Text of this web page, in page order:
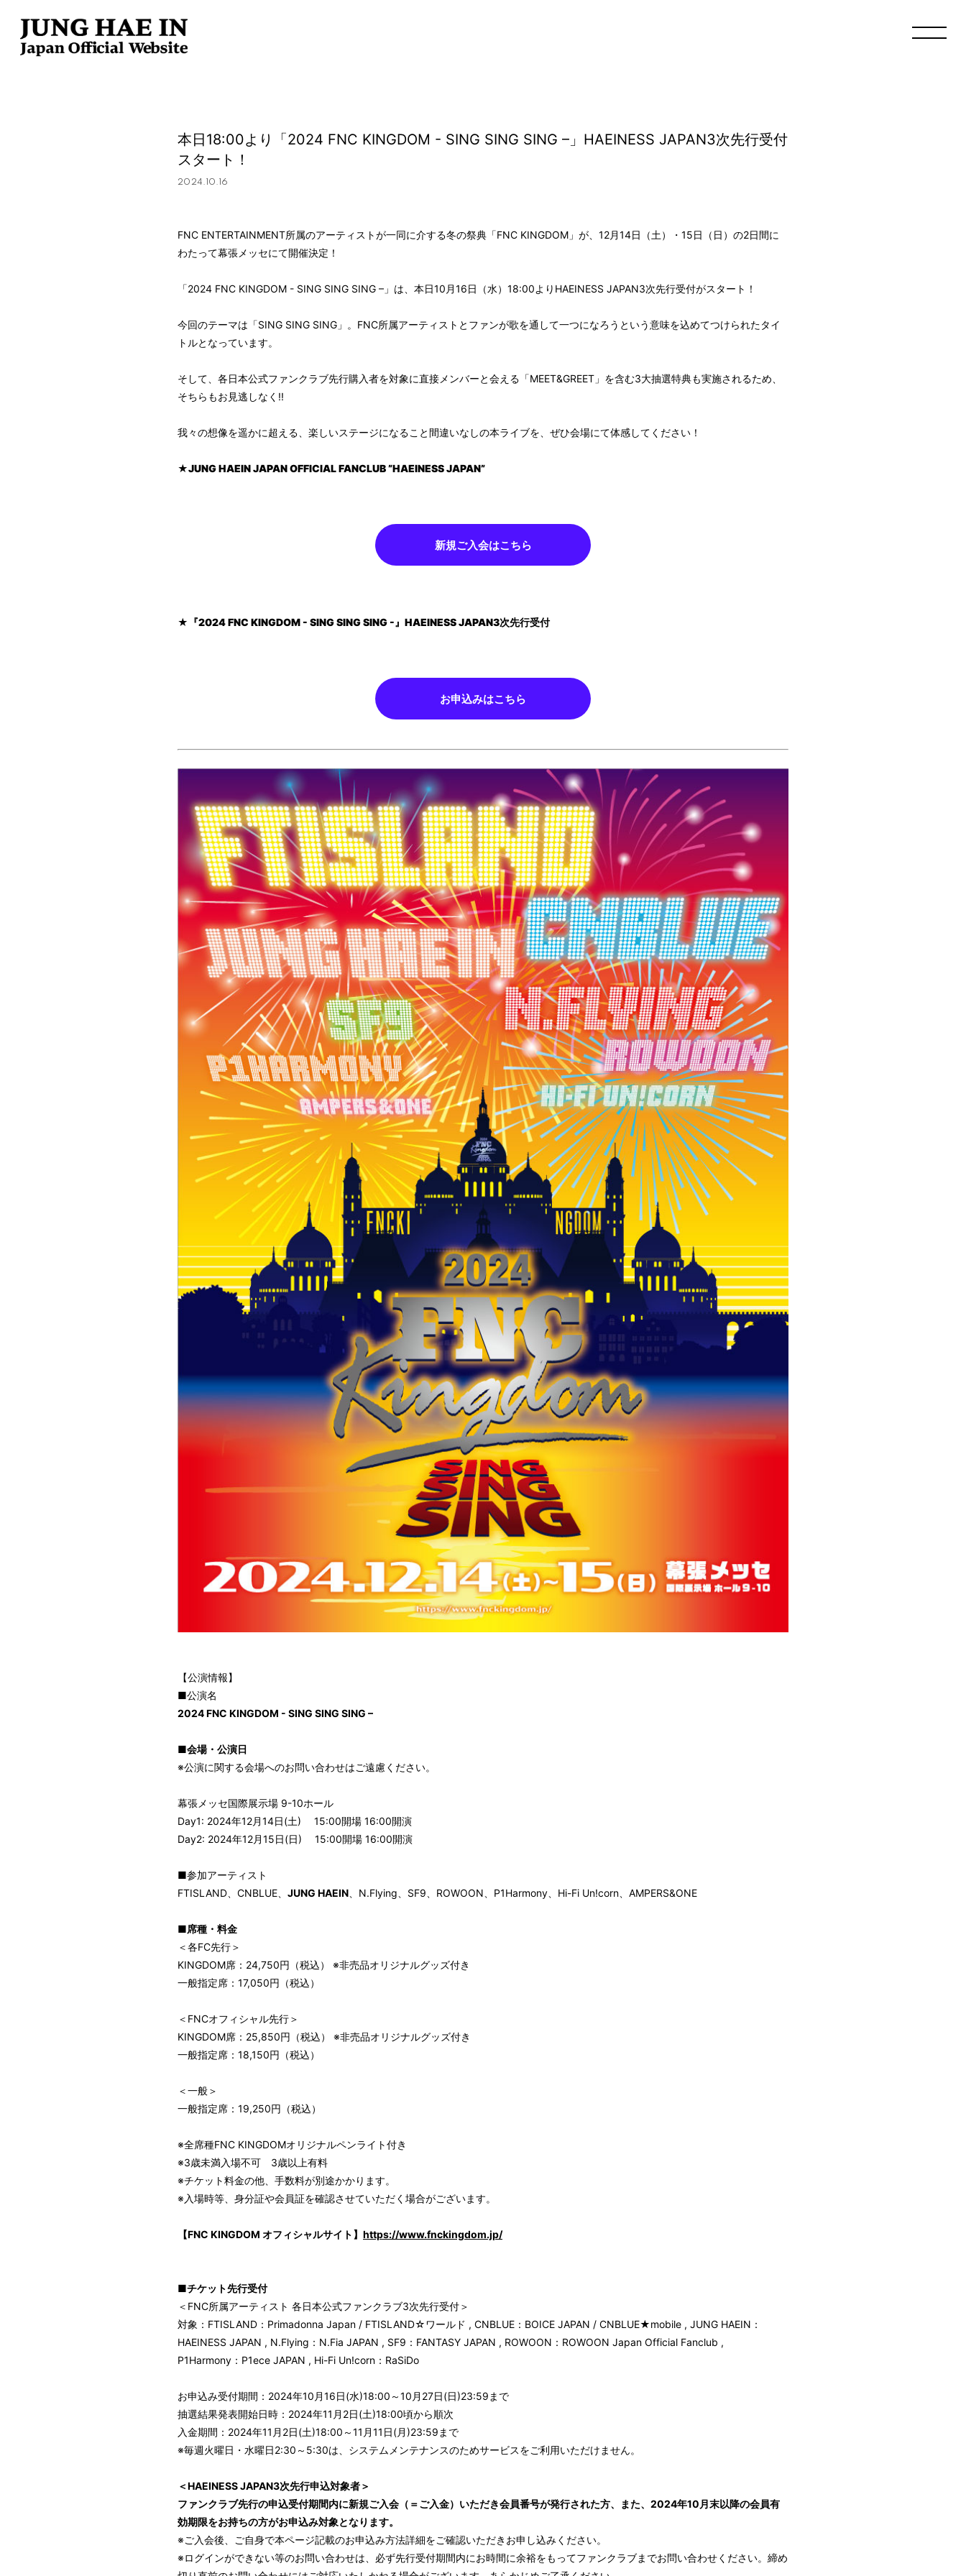
PROFILE
STORE
FANCLUB
本日18:00より「2024 FNC KINGDOM - SING SING SING –」HAEINESS JAPAN3次先行受付
スタート！
2024.10.16
FNC ENTERTAINMENT所属のアーティストが一同に介する冬の祭典「FNC KINGDOM」が、12月14日（土）・15日（日）の2日間に
わたって幕張メッセにて開催決定！
「2024 FNC KINGDOM - SING SING SING –」は、本日10月16日（水）18:00よりHAEINESS JAPAN3次先行受付がスタート！
今回のテーマは「SING SING SING」。FNC所属アーティストとファンが歌を通して一つになろうという意味を込めてつけられたタイ
トルとなっています。
そして、各日本公式ファンクラブ先行購入者を対象に直接メンバーと会える「MEET&GREET」を含む3大抽選特典も実施されるため、
そちらもお見逃しなく!!
我々の想像を遥かに超える、楽しいステージになること間違いなしの本ライブを、ぜひ会場にて体感してください！
★JUNG HAEIN JAPAN OFFICIAL FANCLUB ”HAEINESS JAPAN”
新規ご入会はこちら
★『2024 FNC KINGDOM - SING SING SING -』HAEINESS JAPAN3次先行受付
お申込みはこちら
【公演情報】
■公演名
2024 FNC KINGDOM - SING SING SING –
■会場・公演日
※公演に関する会場へのお問い合わせはご遠慮ください。
幕張メッセ国際展示場 9-10ホール
Day1: 2024年12月14日(土) 15:00開場 16:00開演
Day2: 2024年12月15日(日) 15:00開場 16:00開演
■参加アーティスト
FTISLAND、CNBLUE、 JUNG HAEIN 、N.Flying、SF9、ROWOON、P1Harmony、Hi-Fi Un!corn、AMPERS&ONE
■席種・料金
＜各FC先行＞
KINGDOM席：24,750円（税込） ※非売品オリジナルグッズ付き
一般指定席：17,050円（税込）
＜FNCオフィシャル先行＞
KINGDOM席：25,850円（税込） ※非売品オリジナルグッズ付き
一般指定席：18,150円（税込）
＜一般＞
一般指定席：19,250円（税込）
※全席種FNC KINGDOMオリジナルペンライト付き
※3歳未満入場不可 3歳以上有料
※チケット料金の他、手数料が別途かかります。
※入場時等、身分証や会員証を確認させていただく場合がございます。
【FNC KINGDOM オフィシャルサイト】 https://www.fnckingdom.jp/
■チケット先行受付
＜FNC所属アーティスト 各日本公式ファンクラブ3次先行受付＞
対象：FTISLAND：Primadonna Japan / FTISLAND☆ワールド , CNBLUE：BOICE JAPAN / CNBLUE★mobile , JUNG HAEIN：
HAEINESS JAPAN , N.Flying：N.Fia JAPAN , SF9：FANTASY JAPAN , ROWOON：ROWOON Japan Official Fanclub ,
P1Harmony：P1ece JAPAN , Hi-Fi Un!corn：RaSiDo
お申込み受付期間：2024年10月16日(水)18:00～10月27日(日)23:59まで
抽選結果発表開始日時：2024年11月2日(土)18:00頃から順次
入金期間：2024年11月2日(土)18:00～11月11日(月)23:59まで
※毎週火曜日・水曜日2:30～5:30は、システムメンテナンスのためサービスをご利用いただけません。
＜HAEINESS JAPAN3次先行申込対象者＞
ファンクラブ先行の申込受付期間内に新規ご入会（＝ご入金）いただき会員番号が発行された方、また、2024年10月末以降の会員有
効期限をお持ちの方がお申込み対象となります。
※ご入会後、ご自身で本ページ記載のお申込み方法詳細をご確認いただきお申し込みください。
※ログインができない等のお問い合わせは、必ず先行受付期間内にお時間に余裕をもってファンクラブまでお問い合わせください。締め